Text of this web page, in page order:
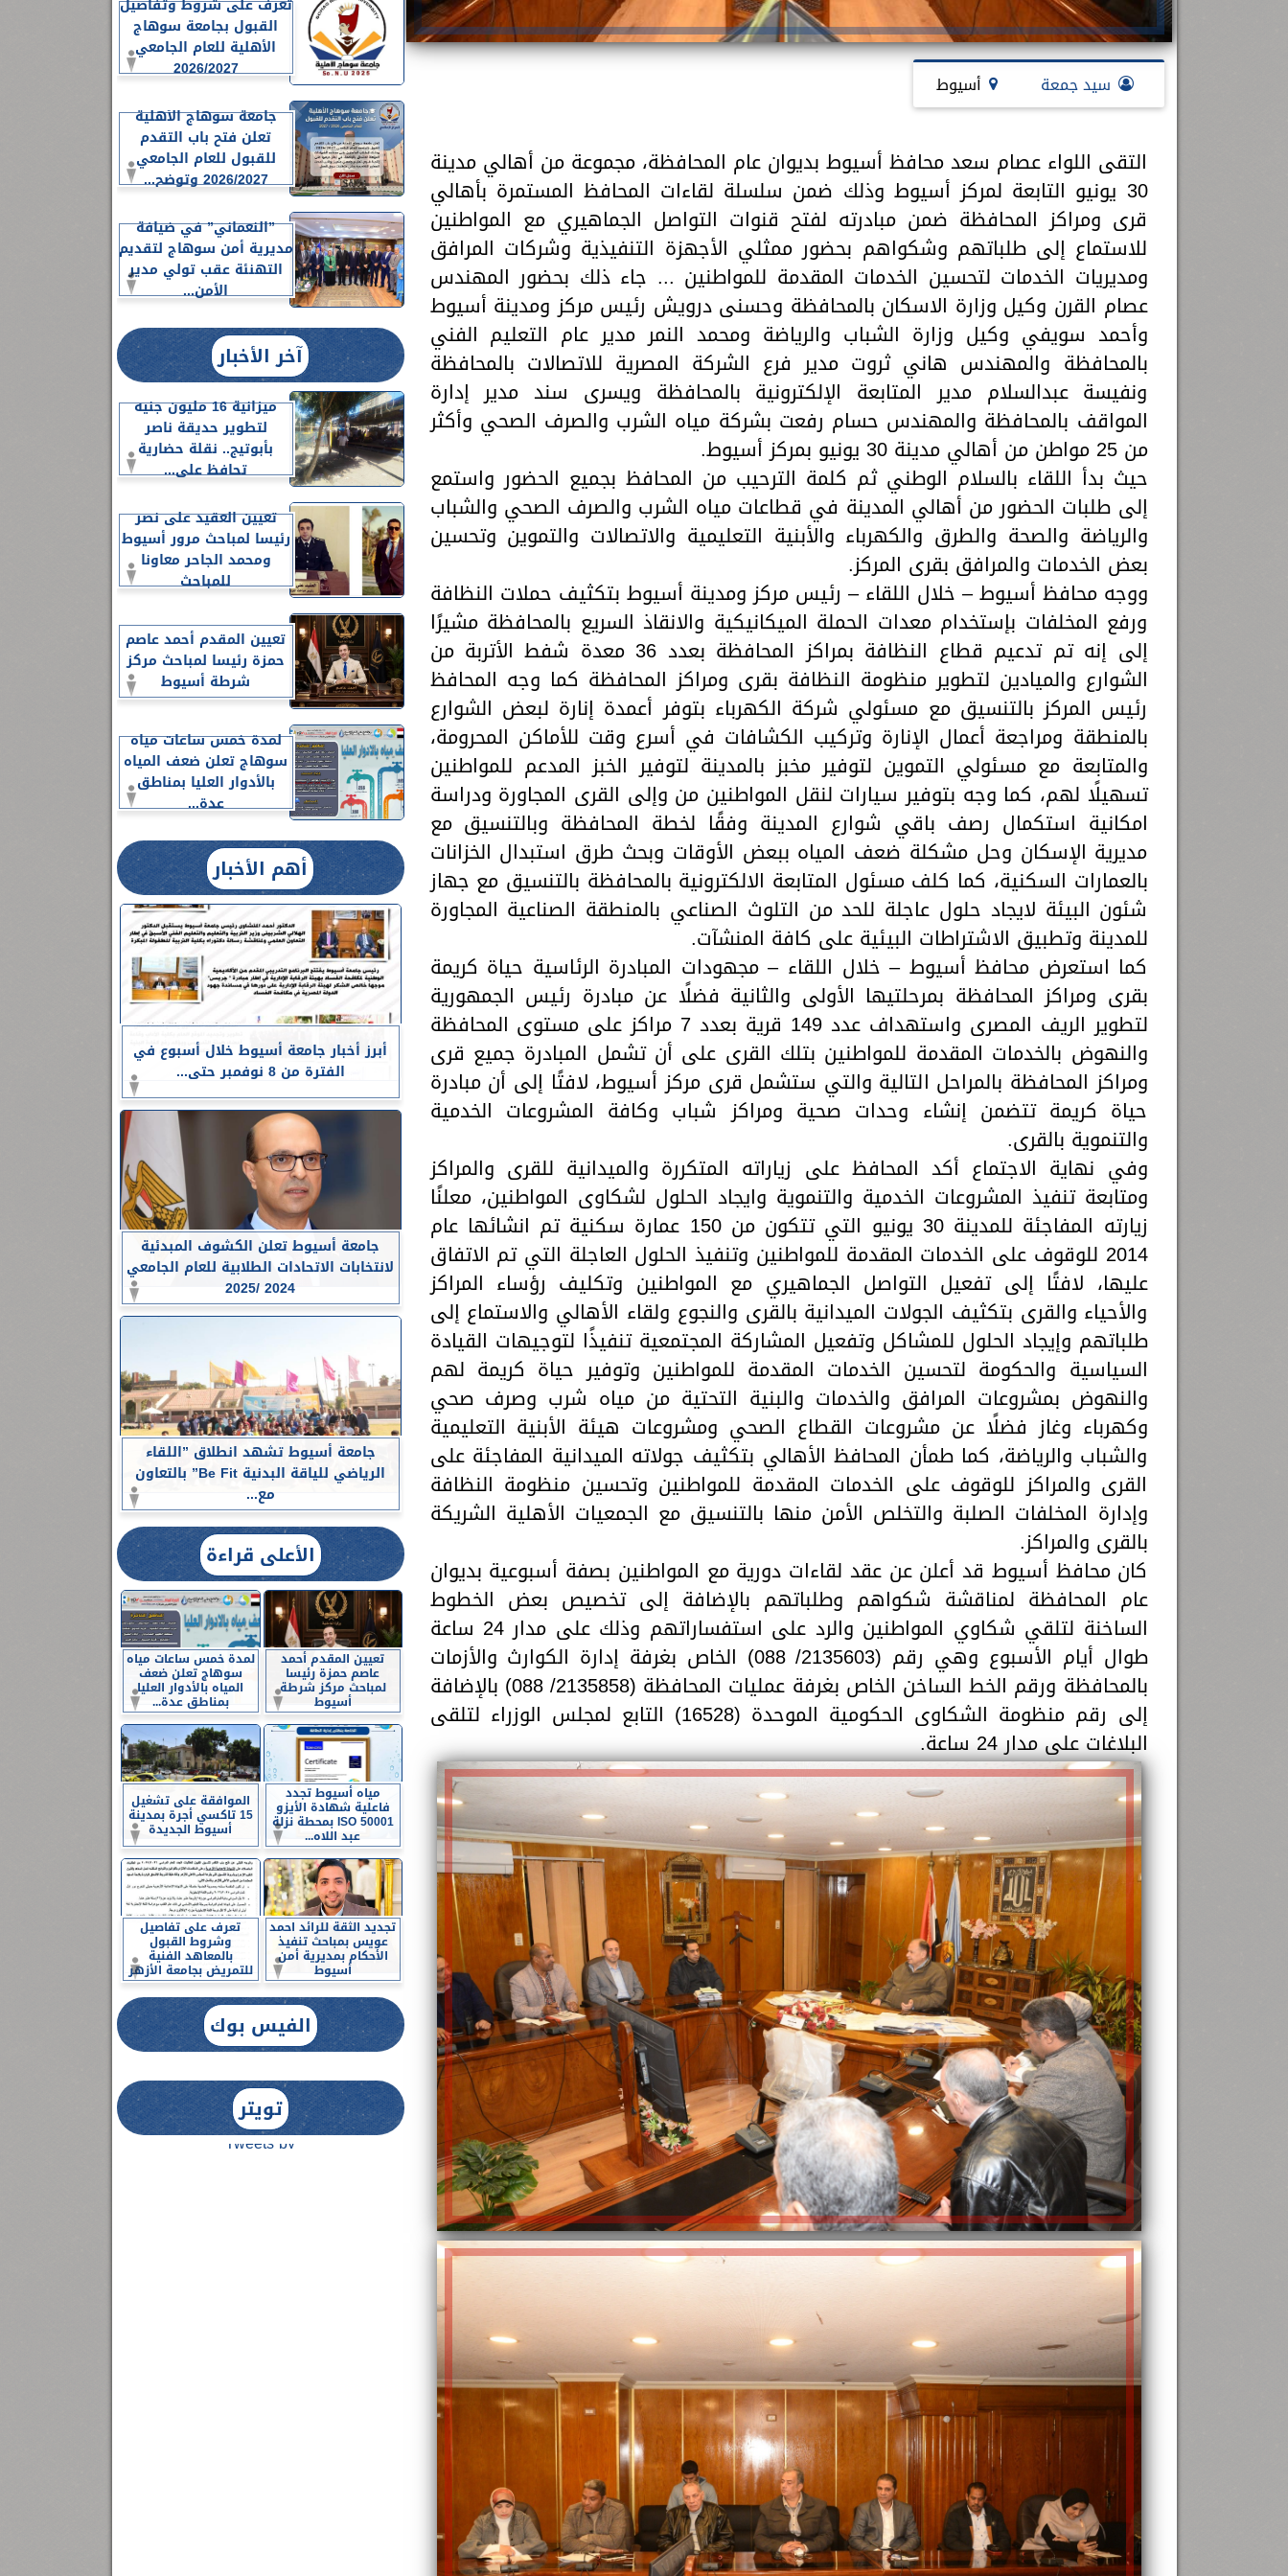
سيد جمعة أسيوط
التقى اللواء عصام سعد محافظ أسيوط بديوان عام المحافظة، مجموعة من أهالي مدينة
30 يونيو التابعة لمركز أسيوط وذلك ضمن سلسلة لقاءات المحافظ المستمرة بأهالي
قرى ومراكز المحافظة ضمن مبادرته لفتح قنوات التواصل الجماهيري مع المواطنين
للاستماع إلى طلباتهم وشكواهم بحضور ممثلي الأجهزة التنفيذية وشركات المرافق
ومديريات الخدمات لتحسين الخدمات المقدمة للمواطنين ... جاء ذلك بحضور المهندس
عصام القرن وكيل وزارة الاسكان بالمحافظة وحسنى درويش رئيس مركز ومدينة أسيوط
وأحمد سويفي وكيل وزارة الشباب والرياضة ومحمد النمر مدير عام التعليم الفني
بالمحافظة والمهندس هاني ثروت مدير فرع الشركة المصرية للاتصالات بالمحافظة
ونفيسة عبدالسلام مدير المتابعة الإلكترونية بالمحافظة ويسرى سند مدير إدارة
المواقف بالمحافظة والمهندس حسام رفعت بشركة مياه الشرب والصرف الصحي وأكثر
من 25 مواطن من أهالي مدينة 30 يونيو بمركز أسيوط.
حيث بدأ اللقاء بالسلام الوطني ثم كلمة الترحيب من المحافظ بجميع الحضور واستمع
إلى طلبات الحضور من أهالي المدينة في قطاعات مياه الشرب والصرف الصحي والشباب
والرياضة والصحة والطرق والكهرباء والأبنية التعليمية والاتصالات والتموين وتحسين
بعض الخدمات والمرافق بقرى المركز.
ووجه محافظ أسيوط – خلال اللقاء – رئيس مركز ومدينة أسيوط بتكثيف حملات النظافة
ورفع المخلفات بإستخدام معدات الحملة الميكانيكية والانقاذ السريع بالمحافظة مشيرًا
إلى إنه تم تدعيم قطاع النظافة بمراكز المحافظة بعدد 36 معدة شفط الأتربة من
الشوارع والميادين لتطوير منظومة النظافة بقرى ومراكز المحافظة كما وجه المحافظ
رئيس المركز بالتنسيق مع مسئولي شركة الكهرباء بتوفر أعمدة إنارة لبعض الشوارع
بالمنطقة ومراجعة أعمال الإنارة وتركيب الكشافات في أسرع وقت للأماكن المحرومة،
والمتابعة مع مسئولي التموين لتوفير مخبز بالمدينة لتوفير الخبز المدعم للمواطنين
تسهيلًا لهم، كما وجه بتوفير سيارات لنقل المواطنين من وإلى القرى المجاورة ودراسة
امكانية استكمال رصف باقي شوارع المدينة وفقًا لخطة المحافظة وبالتنسيق مع
مديرية الإسكان وحل مشكلة ضعف المياه ببعض الأوقات وبحث طرق استبدال الخزانات
بالعمارات السكنية، كما كلف مسئول المتابعة الالكترونية بالمحافظة بالتنسيق مع جهاز
شئون البيئة لايجاد حلول عاجلة للحد من التلوث الصناعي بالمنطقة الصناعية المجاورة
للمدينة وتطبيق الاشتراطات البيئية على كافة المنشآت.
كما استعرض محافظ أسيوط – خلال اللقاء – مجهودات المبادرة الرئاسية حياة كريمة
بقرى ومراكز المحافظة بمرحلتيها الأولى والثانية فضلًا عن مبادرة رئيس الجمهورية
لتطوير الريف المصرى واستهداف عدد 149 قرية بعدد 7 مراكز على مستوى المحافظة
والنهوض بالخدمات المقدمة للمواطنين بتلك القرى على أن تشمل المبادرة جميع قرى
ومراكز المحافظة بالمراحل التالية والتي ستشمل قرى مركز أسيوط، لافتًا إلى أن مبادرة
حياة كريمة تتضمن إنشاء وحدات صحية ومراكز شباب وكافة المشروعات الخدمية
والتنموية بالقرى.
وفي نهاية الاجتماع أكد المحافظ على زياراته المتكررة والميدانية للقرى والمراكز
ومتابعة تنفيذ المشروعات الخدمية والتنموية وايجاد الحلول لشكاوى المواطنين، معلنًا
زيارته المفاجئة للمدينة 30 يونيو التي تتكون من 150 عمارة سكنية تم انشائها عام
2014 للوقوف على الخدمات المقدمة للمواطنين وتنفيذ الحلول العاجلة التي تم الاتفاق
عليها، لافتًا إلى تفعيل التواصل الجماهيري مع المواطنين وتكليف رؤساء المراكز
والأحياء والقرى بتكثيف الجولات الميدانية بالقرى والنجوع ولقاء الأهالي والاستماع إلى
طلباتهم وإيجاد الحلول للمشاكل وتفعيل المشاركة المجتمعية تنفيذًا لتوجيهات القيادة
السياسية والحكومة لتحسين الخدمات المقدمة للمواطنين وتوفير حياة كريمة لهم
والنهوض بمشروعات المرافق والخدمات والبنية التحتية من مياه شرب وصرف صحي
وكهرباء وغاز فضلًا عن مشروعات القطاع الصحي ومشروعات هيئة الأبنية التعليمية
والشباب والرياضة، كما طمأن المحافظ الأهالي بتكثيف جولاته الميدانية المفاجئة على
القرى والمراكز للوقوف على الخدمات المقدمة للمواطنين وتحسين منظومة النظافة
وإدارة المخلفات الصلبة والتخلص الأمن منها بالتنسيق مع الجمعيات الأهلية الشريكة
بالقرى والمراكز.
كان محافظ أسيوط قد أعلن عن عقد لقاءات دورية مع المواطنين بصفة أسبوعية بديوان
عام المحافظة لمناقشة شكواهم وطلباتهم بالإضافة إلى تخصيص بعض الخطوط
الساخنة لتلقي شكاوي المواطنين والرد على استفساراتهم وذلك على مدار 24 ساعة
طوال أيام الأسبوع وهي رقم (2135603/ 088) الخاص بغرفة إدارة الكوارث والأزمات
بالمحافظة ورقم الخط الساخن الخاص بغرفة عمليات المحافظة (2135858/ 088) بالإضافة
إلى رقم منظومة الشكاوى الحكومية الموحدة (16528) التابع لمجلس الوزراء لتلقى
البلاغات على مدار 24 ساعة.
تعرف على شروط وتفاصيل
القبول بجامعة سوهاج
الأهلية للعام الجامعي
2026/2027
جامعة سوهاج الأهلية
تعلن فتح باب التقدم
للقبول للعام الجامعي
2026/2027 وتوضح...
”النعماني” في ضيافة
مديرية أمن سوهاج لتقديم
التهنئة عقب تولي مدير
الأمن...
آخر الأخبار
ميزانية 16 مليون جنيه
لتطوير حديقة ناصر
بأبوتيج.. نقلة حضارية
تحافظ على...
تعيين العقيد على نصر
رئيسا لمباحث مرور أسيوط
ومحمد الجاحر معاونا
للمباحث
تعيين المقدم أحمد عاصم
حمزة رئيسا لمباحث مركز
شرطة أسيوط
لمدة خمس ساعات مياه
سوهاج تعلن ضعف المياه
بالأدوار العليا بمناطق
عدة...
أهم الأخبار
أبرز أخبار جامعة أسيوط خلال أسبوع في
الفترة من 8 نوفمبر حتى...
جامعة أسيوط تعلن الكشوف المبدئية
لانتخابات الاتحادات الطلابية للعام الجامعي
2024 /2025
جامعة أسيوط تشهد انطلاق ”اللقاء
الرياضي للياقة البدنية Be Fit” بالتعاون
مع...
الأعلى قراءة
تعيين المقدم أحمد
عاصم حمزة رئيسا
لمباحث مركز شرطة
أسيوط
لمدة خمس ساعات مياه
سوهاج تعلن ضعف
المياه بالأدوار العليا
بمناطق عدة...
مياه أسيوط تجدد
فاعلية شهادة الأيزو
ISO 50001 بمحطة نزلة
عبد اللاه...
الموافقة على تشغيل
15 تاكسي أجرة بمدينة
أسيوط الجديدة
تجديد الثقة للرائد احمد
عويس بمباحث تنفيذ
الأحكام بمديرية أمن
أسيوط
تعرف على تفاصيل
وشروط القبول
بالمعاهد الفنية
للتمريض بجامعة الأزهر
الفيس بوك
تويتر
Tweets by